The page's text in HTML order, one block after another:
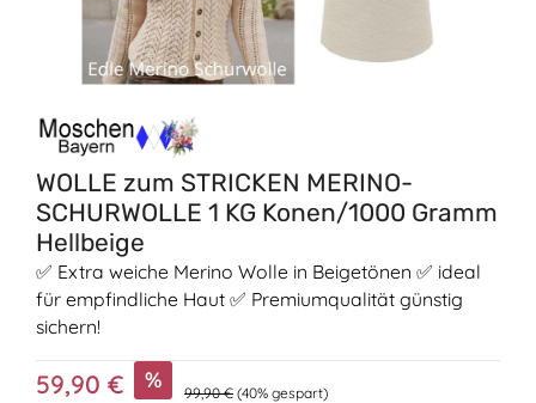
WOLLE zum STRICKEN MERINO-
SCHURWOLLE 1 KG Konen/1000 Gramm
Hellbeige
✅ Extra weiche Merino Wolle in Beigetönen ✅ ideal
für empfindliche Haut ✅ Premiumqualität günstig
sichern!
Verkaufspreis:
59,90 € % Regulärer Preis:
99,90 € (40% gespart)